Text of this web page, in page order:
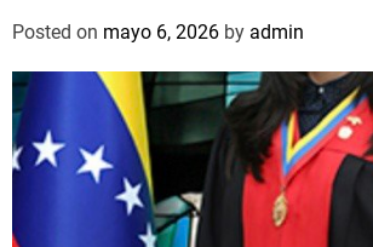
Posted on mayo 6, 2026 by admin